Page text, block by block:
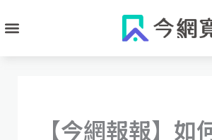
至
主
【今網報報】如